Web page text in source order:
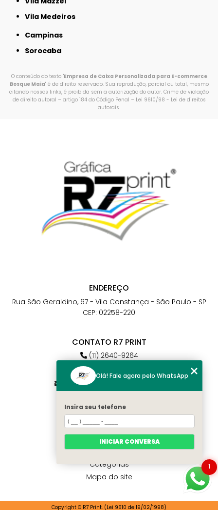
Vila Medeiros
Campinas
Sorocaba
O conteúdo do texto "Empresa de Caixa Personalizada para E-commerce
Bosque Maia" é de direito reservado. Sua reprodução, parcial ou total, mesmo
citando nossos links, é proibida sem a autorização do autor. Crime de violação
de direito autoral – artigo 184 do Código Penal – Lei 9610/98 - Lei de direitos
autorais.
ENDEREÇO
Rua São Geraldino, 67 - Vila Constança - São Paulo - SP
CEP: 02258-220
CONTATO R7 PRINT
(11) 2640-9264
(11) 98784-6664
atendimento@r7print.com.br
MENU
Home
Quem somos
Contato
Categorias
Mapa do site
Copyright © R7 Print. (Lei 9610 de 19/02/1998)
1
Olá! Fale agora pelo WhatsApp
Insira seu telefone
INICIAR CONVERSA